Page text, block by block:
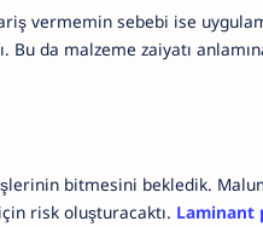
vermemin sebebi ise
da malzeme zaiyatı
bitmesini bekledik.
risk oluşturacaktı. Laminant